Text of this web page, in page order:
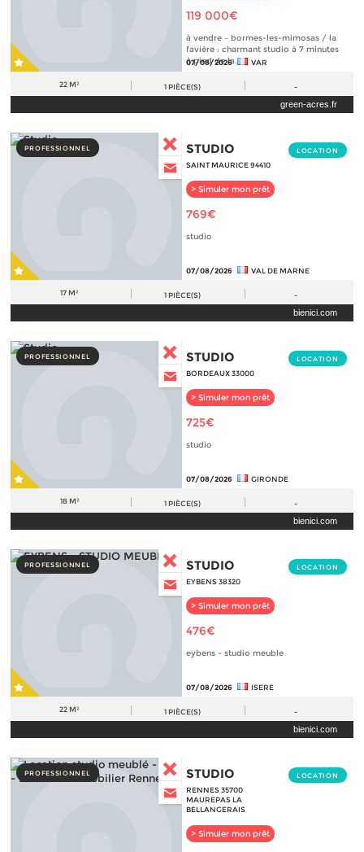
119 000€
à vendre – bormes-les-mimosas / la
favière : charmant studio à 7 minutes
à pied de la...
07/08/2026 VAR
22 M² 1 PIÈCE(S) -
green-acres.fr
PROFESSIONNEL STUDIO
SAINT MAURICE 94410
> Simuler mon prêt
LOCATION
769€
studio
07/08/2026 VAL DE MARNE
17 M² 1 PIÈCE(S) -
bienici.com
PROFESSIONNEL STUDIO
BORDEAUX 33000
> Simuler mon prêt
LOCATION
725€
studio
07/08/2026 GIRONDE
18 M² 1 PIÈCE(S) -
bienici.com
PROFESSIONNEL STUDIO
EYBENS 38320
> Simuler mon prêt
LOCATION
476€
eybens - studio meuble
07/08/2026 ISERE
22 M² 1 PIÈCE(S) -
bienici.com
PROFESSIONNEL STUDIO
RENNES 35700
MAUREPAS LA
BELLANGERAIS
> Simuler mon prêt
LOCATION